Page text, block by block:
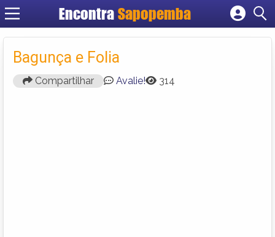
Encontra Sapopemba
Cadastrar empresa
Bagunça e Folia
Compartilhar Avalie! 314